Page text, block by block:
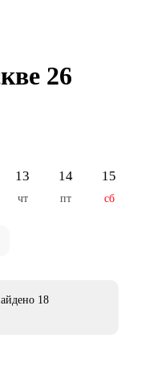
26
13
чт
14
пт
15
сб
18